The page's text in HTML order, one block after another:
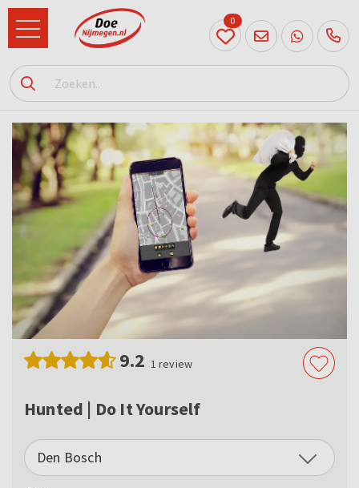
024
204
20 31
0
9.2 1 review
Hunted | Do It Yourself
Den Bosch